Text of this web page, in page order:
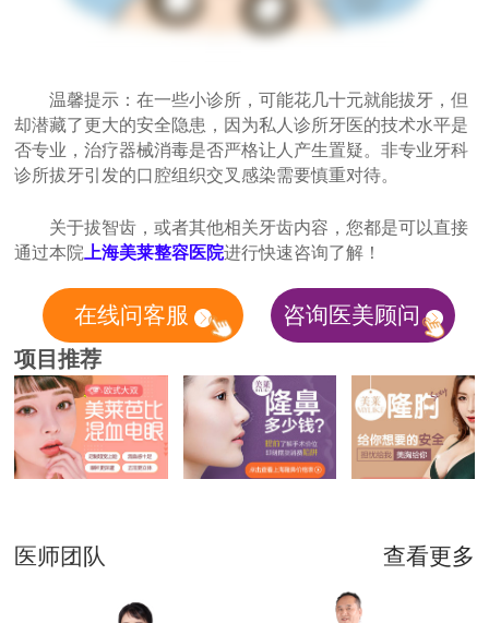
温馨提示：在一些小诊所，可能花几十元就能拔牙，但
却潜藏了更大的安全隐患，因为私人诊所牙医的技术水平是
否专业，治疗器械消毒是否严格让人产生置疑。非专业牙科
诊所拔牙引发的口腔组织交叉感染需要慎重对待。
关于拔智齿，或者其他相关牙齿内容，您都是可以直接
通过本院 上海美莱整容医院进行快速咨询了解！
在线问客服 咨询医美顾问
项目推荐
医师团队 查看更多